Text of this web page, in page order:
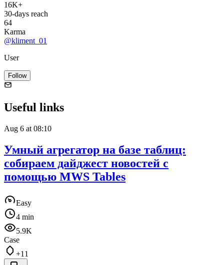
16K+
30-days reach
64
Karma
@kliment_01
User
Follow
Useful links
Aug 6 at 08:10
Умный агрегатор на базе таблиц:
собираем дайджест новостей с
помощью MWS Tables
Easy
4 min
5.9K
Case
+11